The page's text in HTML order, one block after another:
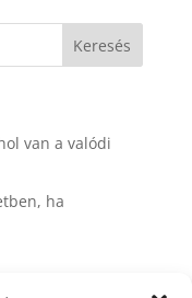
van a valódi
ha